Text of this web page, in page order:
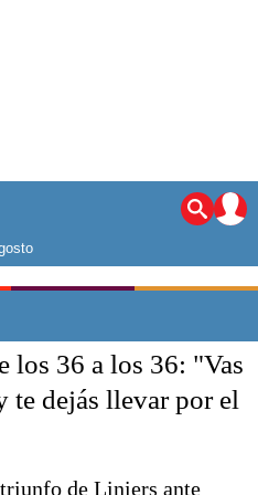
ciudad
Alta
mundo
del Sur
los 36 a los 36: "Vas
te dejás llevar por el
de Liniers ante